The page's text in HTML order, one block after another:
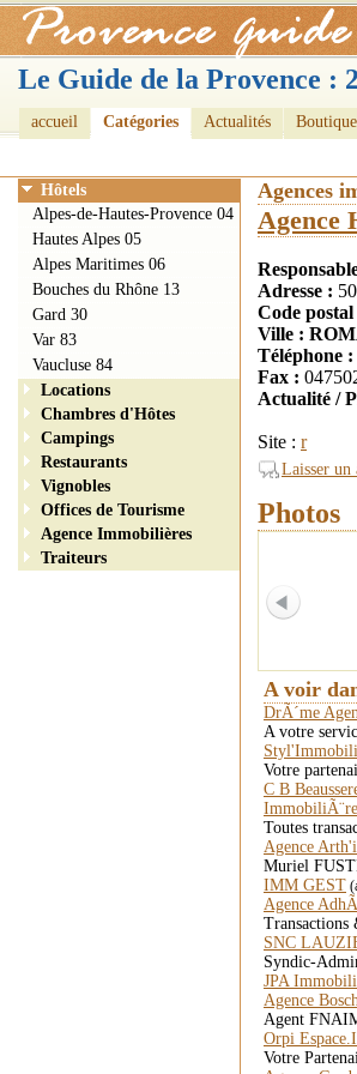
Le Guide de la Provence :
accueil Catégories Actualités Boutique
Agences
Agence
Adresse :
Code postal
Ville :
Téléphone :
Fax :
Actualité /
Site : r
Laisser un
Photos
A voir
DrÃ´me
A votre
Votre
C B
Toutes
Agence
Muriel
IMM GEST
Agence
SNC
Syndic-
JPA
Agence
Agent
Orpi
Votre
Hôtels
Alpes-de-Hautes-Provence 04
Hautes Alpes 05
Alpes Maritimes 06
Bouches du Rhône 13
Gard 30
Var 83
Vaucluse 84
Locations
Chambres d'Hôtes
Campings
Restaurants
Vignobles
Offices de Tourisme
Agence Immobilières
Traiteurs